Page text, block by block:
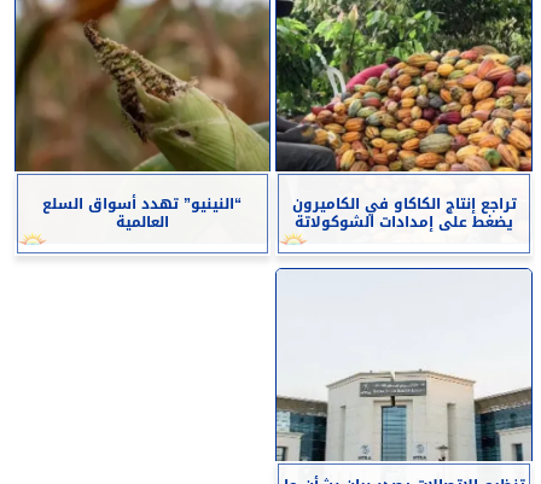
تراجع إنتاج الكاكاو في الكاميرون
يضغط على إمدادات الشوكولاتة
“النينيو” تهدد أسواق السلع
العالمية